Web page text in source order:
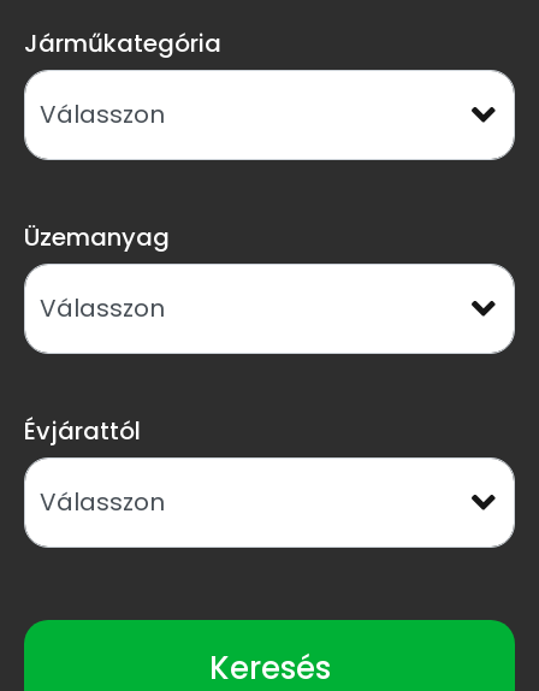
Járműkategória
Üzemanyag
Évjárattól
Keresés